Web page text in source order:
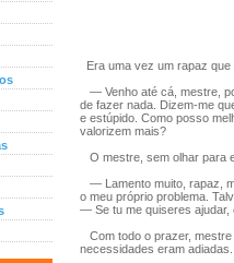
Era uma vez um rapaz que
— Venho até cá, mestre,
de fazer nada. Dizem-me
e estúpido. Como posso
valorizem mais?
O mestre, sem olhar para
— Lamento muito, rapaz,
o meu próprio problema.
— Se tu me quiseres ajudar,
Com todo o prazer,
necessidades eram adiadas.